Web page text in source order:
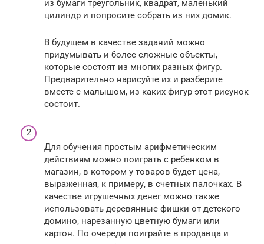
из бумаги треугольник, квадрат, маленький
цилиндр и попросите собрать из них домик.
В будущем в качестве заданий можно
придумывать и более сложные объекты,
которые состоят из многих разных фигур.
Предварительно нарисуйте их и разберите
вместе с малышом, из каких фигур этот рисунок
состоит.
Для обучения простым арифметическим
действиям можно поиграть с ребенком в
магазин, в котором у товаров будет цена,
выраженная, к примеру, в счетных палочках. В
качестве игрушечных денег можно также
использовать деревянные фишки от детского
домино, нарезанную цветную бумаги или
картон. По очереди поиграйте в продавца и